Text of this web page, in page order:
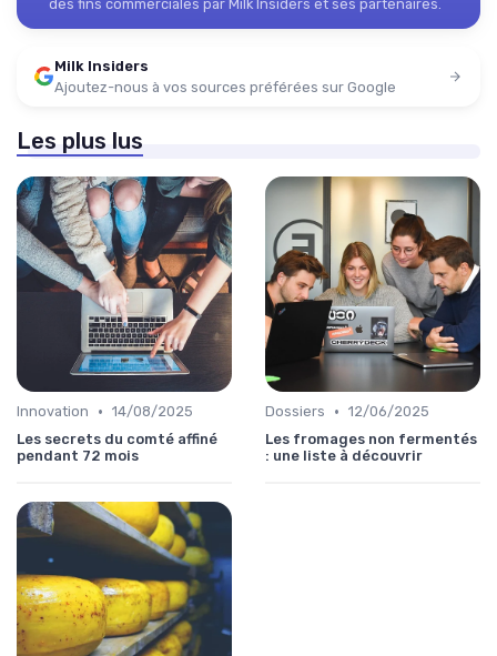
des fins commerciales par Milk Insiders et ses partenaires.
Milk Insiders
Ajoutez-nous à vos sources préférées sur Google
Les plus lus
Innovation • 14/08/2025
Les secrets du comté affiné
pendant 72 mois
Dossiers • 12/06/2025
Les fromages non fermentés
: une liste à découvrir